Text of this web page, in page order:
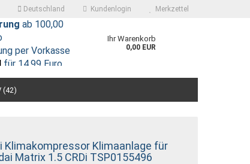
Deutschland Kundenlogin Merkzettel
ab 100,00
per Vorkasse
für 14,99 Euro
Ihr Warenkorb
0,00 EUR
(42)
Klimakompressor Klimaanlage für
Matrix 1.5 CRDi TSP0155496